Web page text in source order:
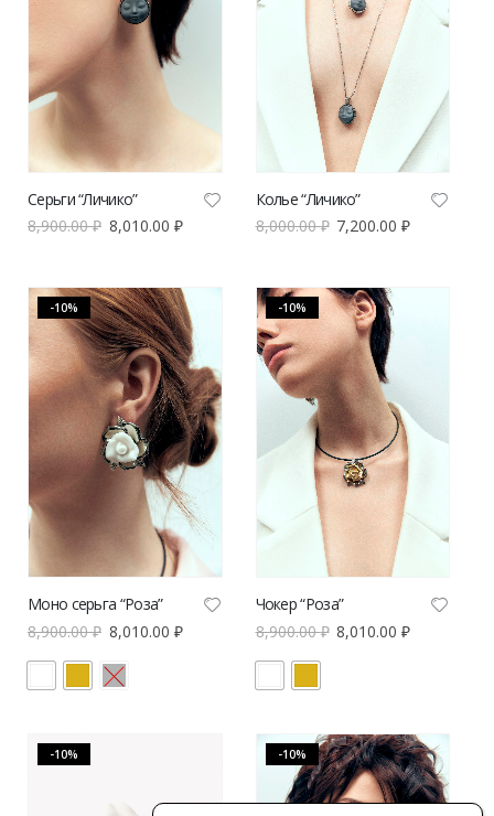
Серьги “Личико”
8,900.00₽ 8,010.00 ₽
Колье “Личико”
8,000.00₽ 7,200.00₽
-10%
Моно серьга “Роза”
8,900.00₽ 8,010.00 ₽
-10%
Чокер “Роза”
8,900.00₽ 8,010.00₽
-10% -10%